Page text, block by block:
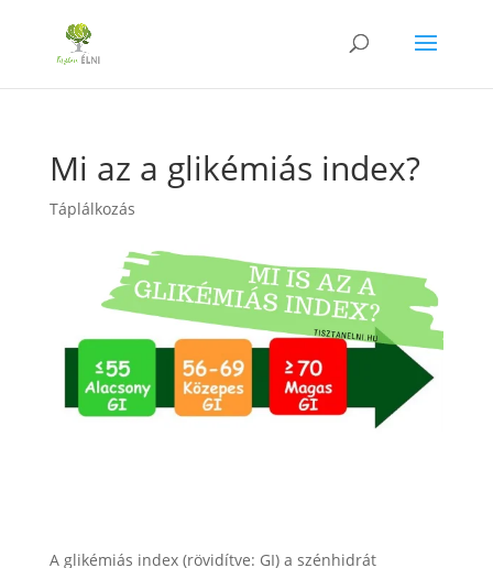
Mi az a glikémiás index?
Táplálkozás
A glikémiás index (rövidítve: GI) a szénhidrát